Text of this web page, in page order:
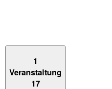
1
Veranstaltung
17